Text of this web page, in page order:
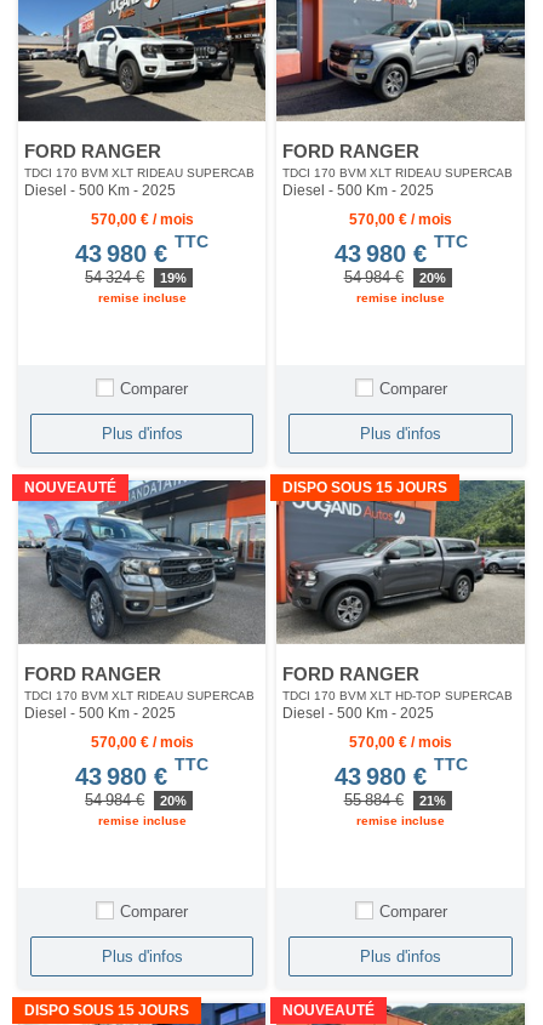
FORD RANGER
TDCI 170 BVM XLT RIDEAU SUPERCAB
Diesel - 500 Km - 2025
570,00 € / mois
43 980 € TTC
54 324 € 19%
remise incluse
Comparer
Plus d'infos
FORD RANGER
TDCI 170 BVM XLT RIDEAU SUPERCAB
Diesel - 500 Km- 2025
570,00 € / mois
43 980 € TTC
54 984 € 20%
remise incluse
Comparer
Plus d'infos
NOUVEAUTÉ
FORD RANGER
TDCI 170 BVM XLT RIDEAU SUPERCAB
Diesel - 500 Km - 2025
570,00 € / mois
43 980 € TTC
54 984 € 20%
remise incluse
Comparer
Plus d'infos
DISPO SOUS 15 JOURS
FORD RANGER
TDCI 170 BVM XLT HD-TOP SUPERCAB
Diesel - 500 Km- 2025
570,00 € / mois
43 980 € TTC
55 884 € 21%
remise incluse
Comparer
Plus d'infos
DISPO SOUS 15 JOURS NOUVEAUTÉ